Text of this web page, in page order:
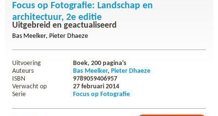
Focus op Fotografie: Landschap en
architectuur, 2e editie
Uitgebreid en geactualiseerd
Bas Meelker Pieter Dhaeze
Uitvoering Boek, 200 pagina's
Auteurs
Bas Meelker Pieter Dhaeze
ISBN
9789059406957
Verwacht op
27 februari 2014
Serie
Focus op Fotografie